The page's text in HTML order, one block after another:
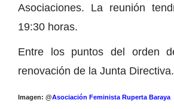
Asociaciones. La reunión
19:30 horas.
Entre los puntos del orden
renovación de la Junta Directiva.
Imagen: @Asociación Feminista Ruperta Baraya